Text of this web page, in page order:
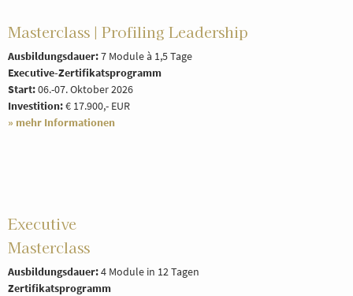
Masterclass | Profiling Leadership
Ausbildungsdauer:7 Module à 1,5 Tage
Executive-Zertifikatsprogramm
Start:06.-07. Oktober 2026
Investition:€ 17.900,- EUR
» mehr Informationen
Executive
Masterclass
Ausbildungsdauer:4 Module in 12 Tagen
Zertifikatsprogramm